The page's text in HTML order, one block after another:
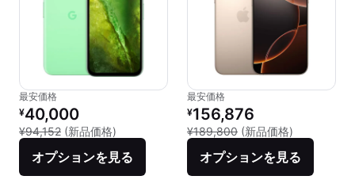
最安価格
リファービッシュ品の価格：
¥40,000
¥94,152 (新品価格) 新品との比較：¥94,152
オプションを見る
最安価格
リファービッシュ品の価格：
¥156,876
¥189,800 (新品価格)
オプションを見る